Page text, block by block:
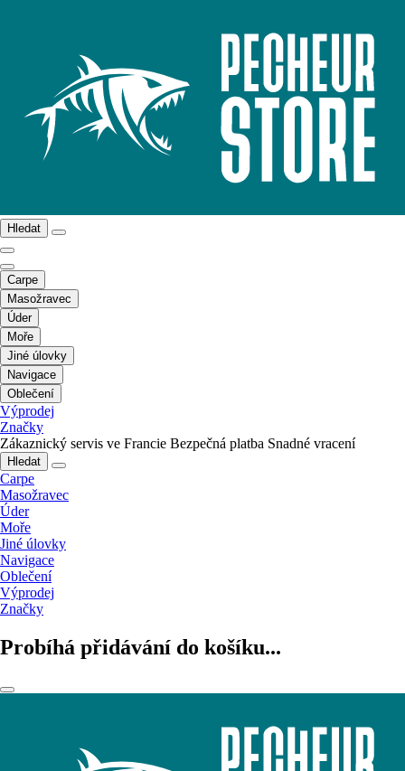
Hledat
Carpe
Masožravec
Úder
Moře
Jiné úlovky
Navigace
Oblečení
Výprodej
Značky
Zákaznický servis ve Francie Bezpečná platba Snadné vracení
Hledat
Carpe
Masožravec
Úder
Moře
Jiné úlovky
Navigace
Oblečení
Výprodej
Značky
Probíhá přidávání do košíku...